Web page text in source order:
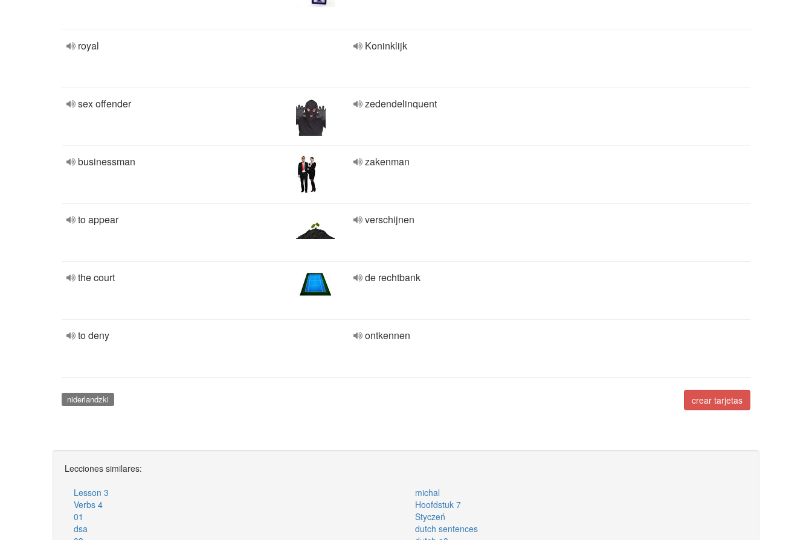
royal Koninklijk
sex offender zedendelinquent
businessman zakenman
to appear verschijnen
the court de rechtbank
to deny ontkennen
crear tarjetas
niderlandzki
Lecciones similares:
Lesson 3
michal
Verbs 4
Hoofdstuk 7
01
Styczeń
dsa
dutch sentences